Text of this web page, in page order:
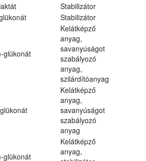
Stabilizátor
Stabilizátor
glükonát
Kelátképző
anyag,
savanyúságot
szabályozó
anyag,
szilárdítóanyag
Kelátképző
anyag,
savanyúságot
szabályozó
anyag
glükonát
Kelátképző
anyag,